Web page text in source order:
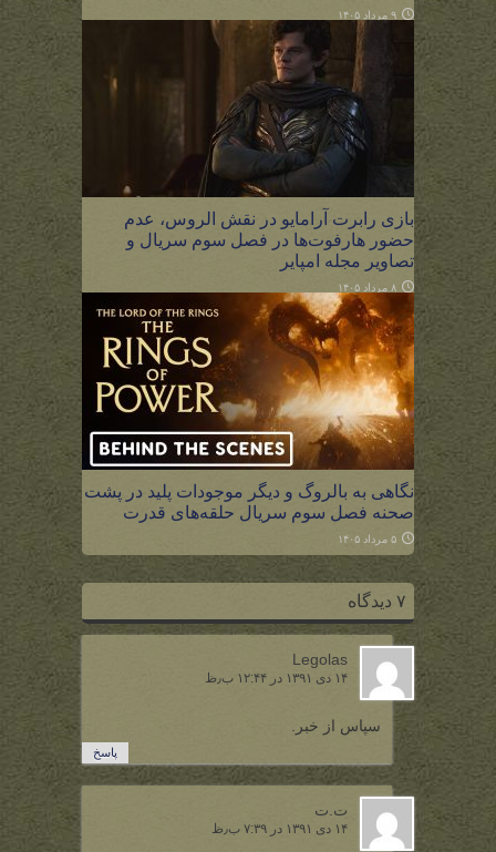
۹ مرداد ۱۴۰۵
بازی رابرت آرامایو در نقش الروس، عدم
حضور هارفوت‌ها در فصل سوم سریال و
تصاویر مجله امپایر
۸ مرداد ۱۴۰۵
نگاهی به بالروگ و دیگر موجودات پلید در پشت
صحنه فصل سوم سریال حلقه‌های قدرت
۵ مرداد ۱۴۰۵
۷ دیدگاه
Legolas
۱۴ دی ۱۳۹۱ در ۱۲:۴۴ ب٫ظ
سپاس از خبر.
پاسخ
ت.ت
۱۴ دی ۱۳۹۱ در ۷:۳۹ ب٫ظ